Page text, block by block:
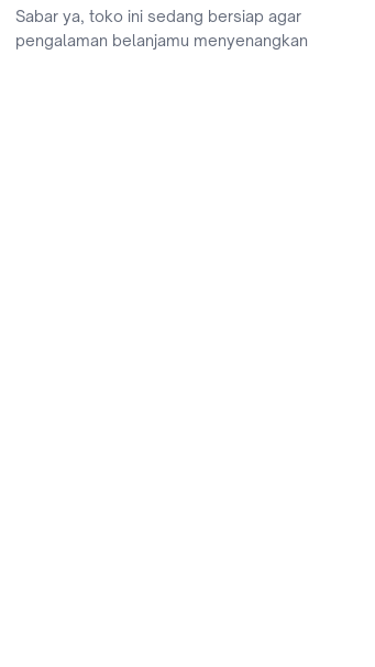
Sabar ya, toko ini sedang bersiap agar
pengalaman belanjamu menyenangkan